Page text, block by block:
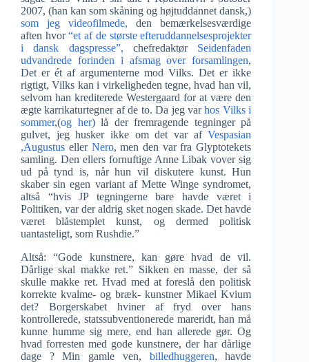
2007, (han kan som skåning og højtuddannet dansk,)
som jeg videofilmede,den bemærkelsesværdige
aften hvor“et af de største efteruddannelsesprojekter
i dansk dagspresse”, chefredaktør
Seidenfaden
udvandrede forinden i afsmag over forsamlingen,
Det er ét af argumenterne mod Vilks. Det er ikke
rigtigt, Vilks kan i virkeligheden tegne, hvad han vil,
selvom han krediterede Westergaard for at være den
ægte karrikaturtegner af de to. Da jeg varhos Vilks i
sommer,(og her) lå der fremragende tegninger på
gulvet, jeg husker ikke om det var afVespasian
,Augustus eller Nero, men den var fra Glyptotekets
samling. Den ellers fornuftige Anne Libak vover sig
ud på tynd is, når hun vil diskutere kunst. Hun
skaber sin egen variant af Mette Winge syndromet,
altså “hvis JP tegningerne bare havde været i
Politiken, var der aldrig sket nogen skade. Det havde
været blåstemplet kunst, og dermed politisk
uantasteligt, som Rushdie.”
Altså: “Gode kunstnere, kan gøre hvad de vil.
Dårlige skal makke ret.” Sikken en masse, der så
skulle makke ret. Hvad med at foreslå den politisk
korrekte kvalme- og bræk- kunstner Mikael Kvium
det? Borgerskabet hviner af fryd over hans
kontrollerede, statssubventionerede mareridt, han må
kunne humme sig mere, end han allerede gør. Og
hvad forresten med gode kunstnere, der har dårlige
dage ? Min gamle ven, billedhuggeren, havde